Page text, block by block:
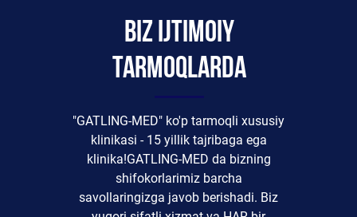
Biz ijtimoiy
tarmoqlarda
"GATLING-MED" ko'p tarmoqli xususiy
klinikasi - 15 yillik tajribaga ega
klinika!GATLING-MED da bizning
shifokorlarimiz barcha
savollaringizga javob berishadi. Biz